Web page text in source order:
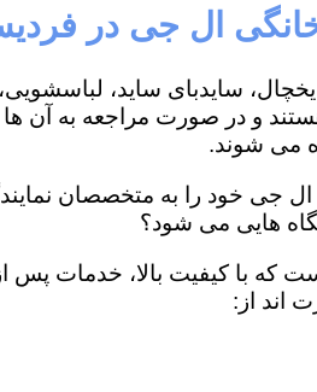
خانگی ال جی در
سایدبای ساید،
و در صورت مراجعه به آن ها
می شوند.
جی خود را به متخصصان
هایی می شود؟
که با کیفیت بالا، خدمات
اند از: